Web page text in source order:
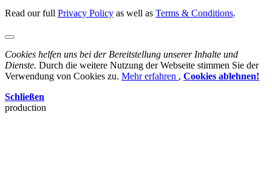
Read our full Privacy Policy as well as Terms & Conditions.
Cookies helfen uns bei der Bereitstellung unserer Inhalte und
Dienste. Durch die weitere Nutzung der Webseite stimmen Sie der
Verwendung von Cookies zu. Mehr erfahren , Cookies ablehnen!
Schließen
production